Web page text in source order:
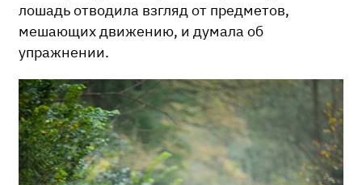
лошадь отводила взгляд от предметов,
мешающих движению, и думала об
упражнении.